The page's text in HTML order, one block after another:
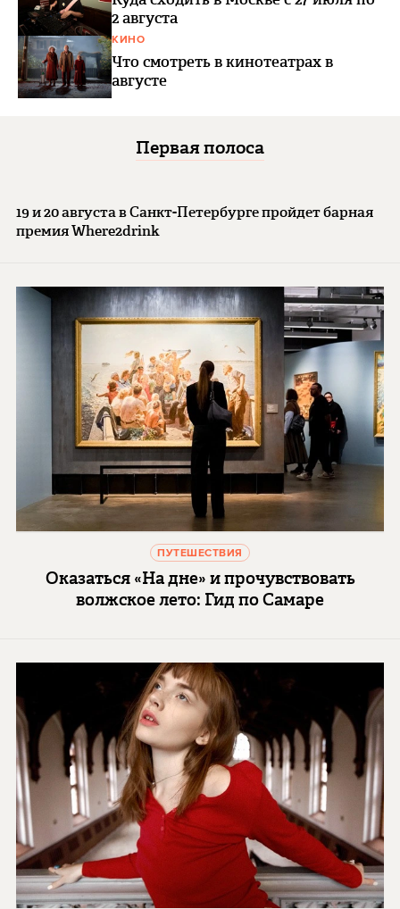
2 августа
КИНО
Что смотреть в кинотеатрах в
августе
Первая полоса
19 и 20 августа в Санкт-Петербурге пройдет барная
премия Where2drink
ПУТЕШЕСТВИЯ
Оказаться «На дне» и прочувствовать
волжское лето: Гид по Самаре